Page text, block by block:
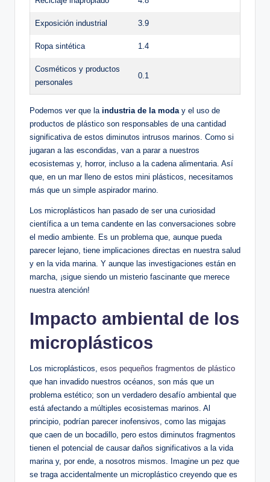
Exposición industrial 3.9
Ropa sintética 1.4
Cosméticos⁣ y productos
personales
0.1
Podemos ver⁣ que la industria de la moda y el uso de
productos de plástico son responsables de una cantidad
significativa de estos diminutos intrusos​ marinos. Como si
jugaran ​a las escondidas, van a parar a nuestros
ecosistemas y, horror, incluso a la cadena alimentaria. Así
que, en un mar lleno de estos ‍mini plásticos, necesitamos
más que un simple aspirador marino.
Los microplásticos han ⁣pasado de ser una curiosidad
científica a‌ un ⁢tema candente en las conversaciones sobre
el medio ambiente. Es ⁢un problema que, aunque pueda
parecer lejano, tiene ⁤implicaciones directas en nuestra salud
y en la vida marina. Y aunque las investigaciones están en
marcha, ¡sigue siendo un misterio fascinante que merece
nuestra​ atención!
Impacto ambiental de los
microplásticos
Los microplásticos, esos pequeños fragmentos de plástico
que ​han invadido⁢ nuestros océanos, son más que un
problema estético; son un verdadero desafío ambiental que
está afectando a múltiples ecosistemas marinos. Al
principio, podrían parecer inofensivos, como las‍ migajas
que ⁤caen de un bocadillo,​ pero estos diminutos fragmentos
tienen el potencial de causar daños significativos a la vida
marina y, por ende, a nosotros mismos. Imagine un pez que
se ⁣traga accidentalmente un microplástico creyendo que es